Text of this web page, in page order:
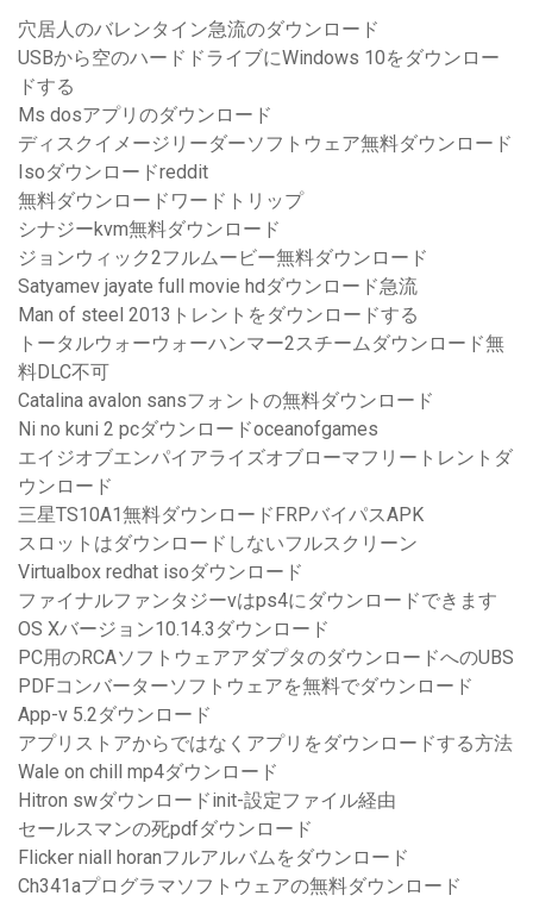
穴居人のバレンタイン急流のダウンロード
USBから空のハードドライブにWindows 10をダウンロー
ドする
Ms dosアプリのダウンロード
ディスクイメージリーダーソフトウェア無料ダウンロード
Isoダウンロードreddit
無料ダウンロードワードトリップ
シナジーkvm無料ダウンロード
ジョンウィック2フルムービー無料ダウンロード
Satyamev jayate full movie hdダウンロード急流
Man of steel 2013トレントをダウンロードする
トータルウォーウォーハンマー2スチームダウンロード無
料DLC不可
Catalina avalon sansフォントの無料ダウンロード
Ni no kuni 2 pcダウンロードoceanofgames
エイジオブエンパイアライズオブローマフリートレントダ
ウンロード
三星TS10A1無料ダウンロードFRPバイパスAPK
スロットはダウンロードしないフルスクリーン
Virtualbox redhat isoダウンロード
ファイナルファンタジーvはps4にダウンロードできます
OS Xバージョン10.14.3ダウンロード
PC用のRCAソフトウェアアダプタのダウンロードへのUBS
PDFコンバーターソフトウェアを無料でダウンロード
App-v 5.2ダウンロード
アプリストアからではなくアプリをダウンロードする方法
Wale on chill mp4ダウンロード
Hitron swダウンロードinit-設定ファイル経由
セールスマンの死pdfダウンロード
Flicker niall horanフルアルバムをダウンロード
Ch341aプログラマソフトウェアの無料ダウンロード